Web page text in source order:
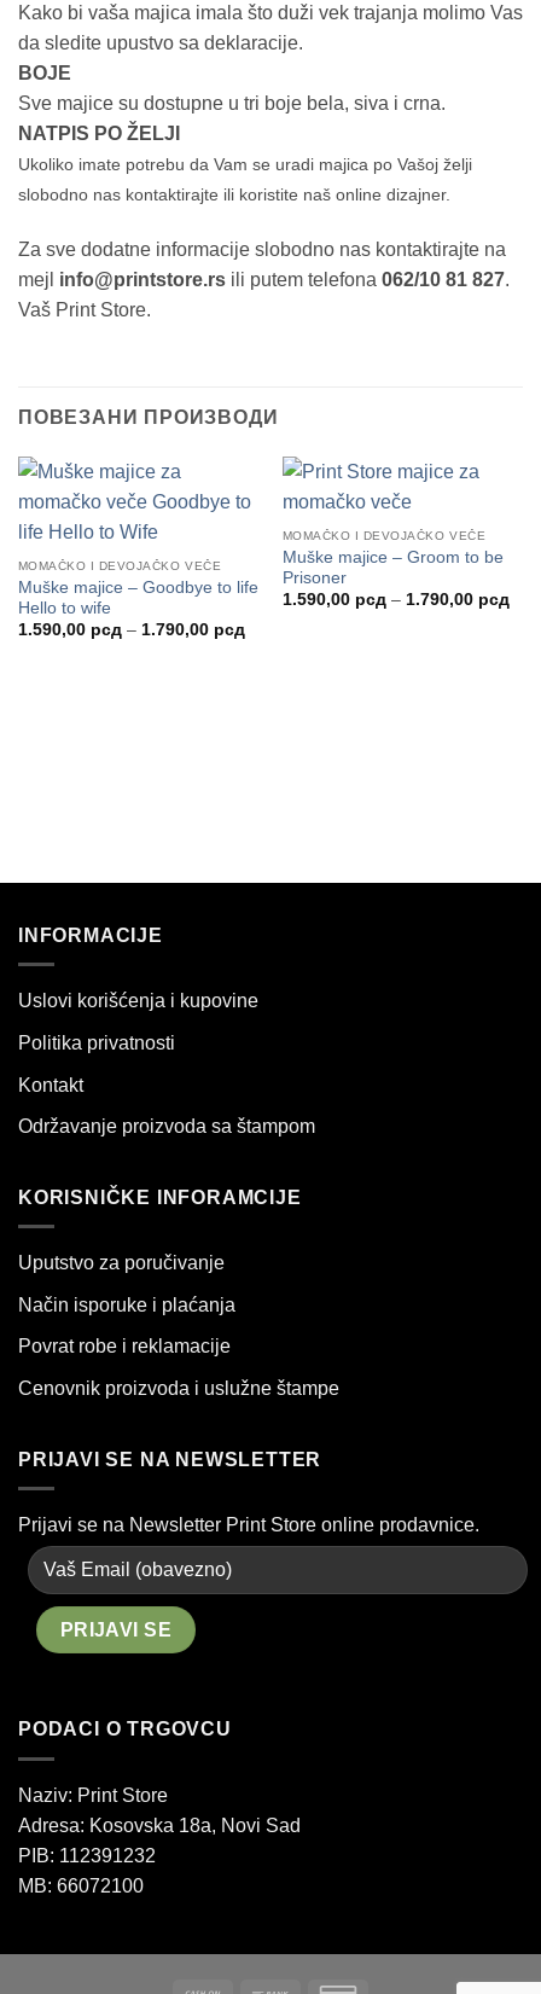
Kako bi vaša majica imala što duži vek trajanja molimo Vas
da sledite upustvo sa deklaracije.
BOJE
Sve majice su dostupne u tri boje bela, siva i crna.
NATPIS PO ŽELJI
Ukoliko imate potrebu da Vam se uradi majica po Vašoj želji
slobodno nas kontaktirajte ili koristite naš online dizajner.
Za sve dodatne informacije slobodno nas kontaktirajte na
mejl info@printstore.rs ili putem telefona 062/10 81 827.
Vaš Print Store.
ПОВЕЗАНИ ПРОИЗВОДИ
MOMAČKO I DEVOJAČKO VEČE
Muške majice – Goodbye to life
Hello to wife
1.590,00 рсд – 1.790,00 рсдРаспон
цена:
MOMAČKO I DEVOJAČKO VEČE
Muške majice – Groom to be
Prisoner
1.590,00 рсд – 1.790,00 рсд
INFORMACIJE
Uslovi korišćenja i kupovine
Politika privatnosti
Kontakt
Održavanje proizvoda sa štampom
KORISNIČKE INFORAMCIJE
Uputstvo za poručivanje
Način isporuke i plaćanja
Povrat robe i reklamacije
Cenovnik proizvoda i uslužne štampe
PRIJAVI SE NA NEWSLETTER
Prijavi se na Newsletter Print Store online prodavnice.
PODACI O TRGOVCU
Naziv: Print Store
Adresa: Kosovska 18a, Novi Sad
PIB: 112391232
MB: 66072100